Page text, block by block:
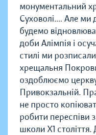
монументальний
Суховолі.... Але
будемо
доби Алімпія і
стилі ми
хрещальня
оздоблюємо
Привокзальній.
не просто
робити переспіви
школи Х1